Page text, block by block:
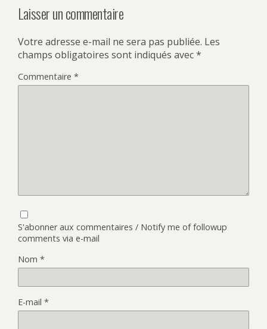
Laisser un commentaire
Votre adresse e-mail ne sera pas publiée. Les
champs obligatoires sont indiqués avec*
Commentaire *
S'abonner aux commentaires / Notify me of followup
comments via e-mail
Nom *
E-mail *